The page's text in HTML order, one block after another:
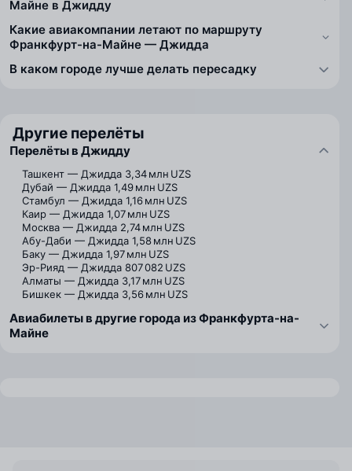
Майне в Джидду
Какие авиакомпании летают по маршруту
Франкфурт-на-Майне — Джидда
В каком городе лучше делать пересадку
Другие перелёты
Перелёты в Джидду
Ташкент — Джидда 3,34 млн UZS
Дубай — Джидда 1,49 млн UZS
Стамбул — Джидда 1,16 млн UZS
Каир — Джидда 1,07 млн UZS
Москва — Джидда 2,74 млн UZS
Абу-Даби — Джидда 1,58 млн UZS
Баку — Джидда 1,97 млн UZS
Эр-Рияд — Джидда 807 082 UZS
Алматы — Джидда 3,17 млн UZS
Бишкек — Джидда 3,56 млн UZS
Авиабилеты в другие города из Франкфурта-на-
Майне